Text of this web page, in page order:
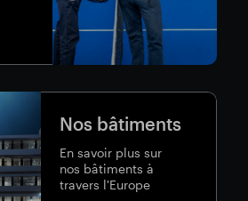
Nos bâtiments
En savoir plus sur
nos bâtiments à
travers l'Europe